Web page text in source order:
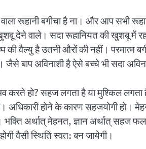
वाला रूहानी बगीचा है ना। और आप सभी
खुशबू देने वाले। सदा रूहानियत की खुशबू
की वैल्यु है उतनी औरों की नहीं। परमात्म
जैसे बाप अविनाशी है ऐसे बच्चे भी सदा
हो? सहज लगता है या मुश्किल लगता
अधिकारी होने के कारण सहजयोगी हो।
अर्थात् मेहनत, ज्ञान अर्थात् सहज
वैसी स्थिति स्वत: बन जायेगी।